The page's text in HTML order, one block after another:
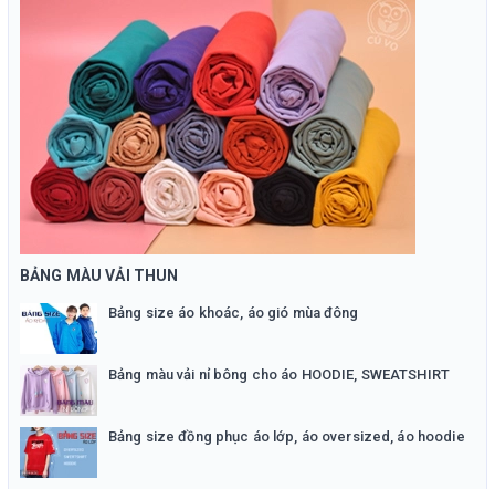
BẢNG MÀU VẢI THUN
Bảng size áo khoác, áo gió mùa đông
Bảng màu vải nỉ bông cho áo HOODIE, SWEATSHIRT
Bảng size đồng phục áo lớp, áo oversized, áo hoodie